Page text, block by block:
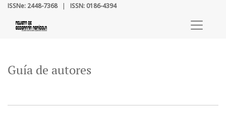
Guía de autores
ISSNe: 2448-7368 | ISSN: 0186-4394
Guía de autores